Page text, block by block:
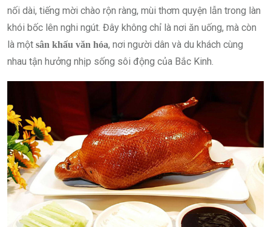
nối dài, tiếng mời chào rộn ràng, mùi thơm quyện lẫn trong làn
khói bốc lên nghi ngút. Đây không chỉ là nơi ăn uống, mà còn
là một sân khấu văn hóa, nơi người dân và du khách cùng
nhau tận hưởng nhịp sống sôi động của Bắc Kinh.